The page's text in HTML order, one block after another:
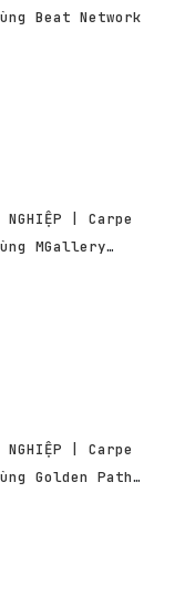
Beat Network
NGHIỆP | Carpe
MGallery
NGHIỆP | Carpe
Golden Path